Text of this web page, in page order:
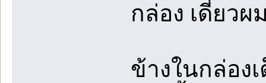
กล่อง เดี๋ยว
ข้างในกล่อง